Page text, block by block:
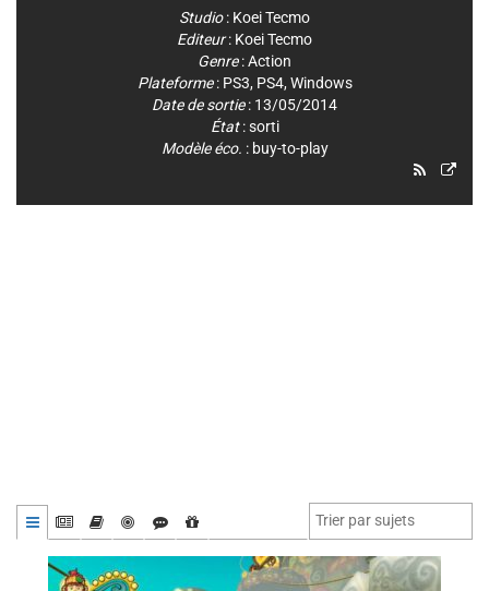
Studio: Koei Tecmo
Editeur: Koei Tecmo
Genre:Action
Plateforme: PS3, PS4, Windows
Date de sortie: 13/05/2014
État: sorti
Modèle éco. : buy-to-play